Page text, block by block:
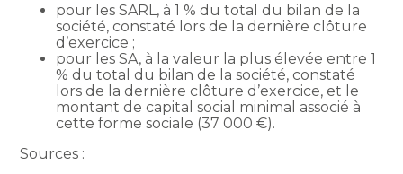
pour les SARL, à 1 % du total du bilan de la
société, constaté lors de la dernière clôture
d’exercice ;
pour les SA, à la valeur la plus élevée entre 1
% du total du bilan de la société, constaté
lors de la dernière clôture d’exercice, et le
montant de capital social minimal associé à
cette forme sociale (37 000 €).
Sources :